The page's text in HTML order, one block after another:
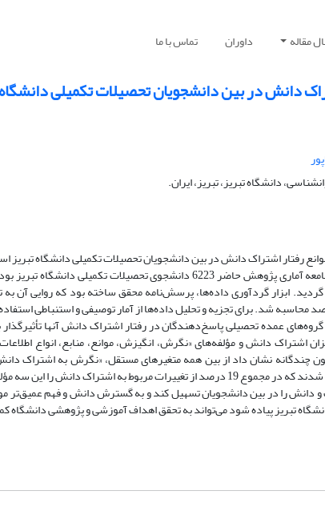
مقاله داوران تماس با ما
دانش در بین دانشجویان تحصیلات تکمیلی
دانشگاه تبریز، تبریز، ایران.
رفتار اشتراک دانش در بین دانشجویان تحصیلات تکمیلی دانشگاه تبریز
روش پژوهش توصیفی-پیمایشی است. جامعه آماری پژوهش حاضر 6223 دانشجوی
عنوان نمونه انتخاب گردید. ابزار گردآوری داده‌ها، پرسش‌نامه محقق ساخته بود که
عمده تحصیلی پاسخ‌دهندگان در رفتار اشتراک دانش آنها تأثیرگذار
دانش و مؤلفه‌های «نگرش، انگیزش، موانع، منابع، انواع
چندگانه نشان داد از بین همه متغیرهای مستقل، «نگرش به اشتراک
دانش را این سه مؤلفه تبیین می‌کنند.
و دانش را در بین دانشجویان تسهیل کند و به گسترش دانش و فهم عمیق‌تر
تبریز پیاده شود می‌تواند به تحقق اهداف آموزشی و پژوهشی دانشگاه‌